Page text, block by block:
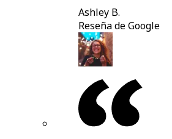
Ashley B.
Reseña de Google